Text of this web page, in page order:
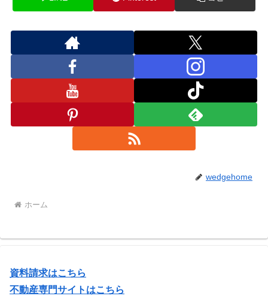
wedgehome
ホーム
資料請求はこちら
不動産専門サイトはこちら